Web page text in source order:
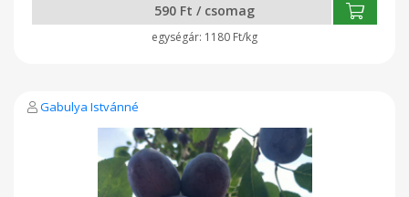
590 Ft / csomag
1180 Ft/kg
Gabulya Istvánné